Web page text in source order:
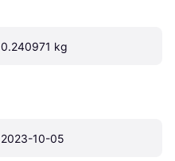
0.240971 kg
2023-10-05